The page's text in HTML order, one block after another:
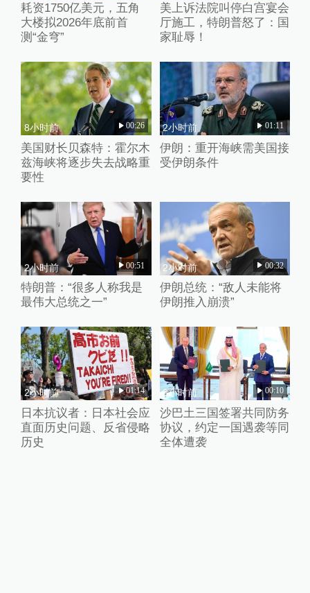
耗资1750亿美元，五角
大楼拟2026年底前首
测“金穹”
美上诉法院叫停白宫宴会
厅施工，特朗普怒了：国
家耻辱！
8小时前 00:26
美国财长贝森特：霍尔木
兹海峡将逐步失去战略重
要性
2小时前 01:11
伊朗：重开海峡需美国接
受伊朗条件
2小时前 00:51
特朗普：“很多人称我是
最伟大总统之一”
2小时前 00:32
伊朗总统：“敌人未能将
伊朗推入崩溃”
2小时前 01:14
日本抗议者：日本社会应
直面历史问题、反省侵略
历史
3小时前 00:10
沙巴土三国签署共同防务
协议，约定一国遇袭等同
全体遭袭